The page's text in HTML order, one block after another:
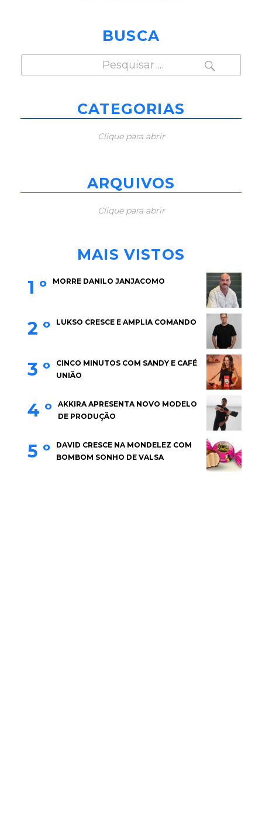
BUSCA
por:
PESQUISAR
CATEGORIAS
Clique para abrir
ARQUIVOS
Clique para abrir
MAIS VISTOS
1 º MORRE DANILO JANJACOMO
2 º LUKSO CRESCE E AMPLIA COMANDO
3 º
CINCO MINUTOS COM SANDY E CAFÉ
UNIÃO
4 º
AKKIRA APRESENTA NOVO MODELO
DE PRODUÇÃO
5 º
DAVID CRESCE NA MONDELEZ COM
BOMBOM SONHO DE VALSA